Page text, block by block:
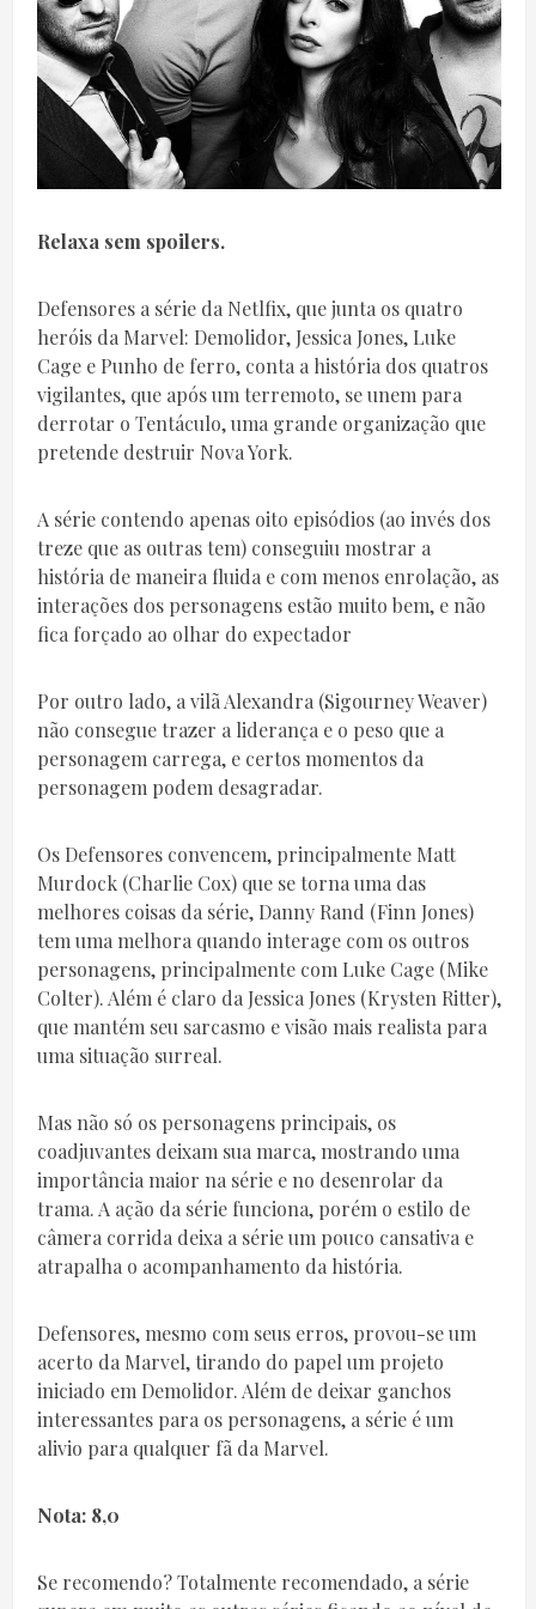
Relaxa sem spoilers.
Defensores a série da Netlfix, que junta os quatro
heróis da Marvel: Demolidor, Jessica Jones, Luke
Cage e Punho de ferro, conta a história dos quatros
vigilantes, que após um terremoto, se unem para
derrotar o Tentáculo, uma grande organização que
pretende destruir Nova York.
A série contendo apenas oito episódios (ao invés dos
treze que as outras tem) conseguiu mostrar a
história de maneira fluida e com menos enrolação, as
interações dos personagens estão muito bem, e não
fica forçado ao olhar do expectador
Por outro lado, a vilã Alexandra (Sigourney Weaver)
não consegue trazer a liderança e o peso que a
personagem carrega, e certos momentos da
personagem podem desagradar.
Os Defensores convencem, principalmente Matt
Murdock (Charlie Cox) que se torna uma das
melhores coisas da série, Danny Rand (Finn Jones)
tem uma melhora quando interage com os outros
personagens, principalmente com Luke Cage (Mike
Colter). Além é claro da Jessica Jones (Krysten Ritter),
que mantém seu sarcasmo e visão mais realista para
uma situação surreal.
Mas não só os personagens principais, os
coadjuvantes deixam sua marca, mostrando uma
importância maior na série e no desenrolar da
trama. A ação da série funciona, porém o estilo de
câmera corrida deixa a série um pouco cansativa e
atrapalha o acompanhamento da história.
Defensores, mesmo com seus erros, provou-se um
acerto da Marvel, tirando do papel um projeto
iniciado em Demolidor. Além de deixar ganchos
interessantes para os personagens, a série é um
alivio para qualquer fã da Marvel.
Nota: 8,0
Se recomendo? Totalmente recomendado, a série